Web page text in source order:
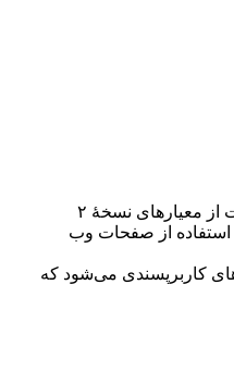
توضیح دادیم که چرا دسترسی، اساس کیفیت وب‌سایت است و دسترسی مستلزم چیست و چگونه می‌توان آن را تحقق بخشید. تبعیت از معیارهای نسخۀ ۲
از صفحات وب
کاربرپسندی می‌شود که